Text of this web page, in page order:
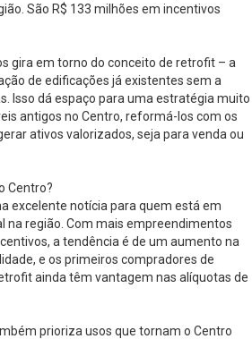
São R$ 133 milhões em incentivos
gira em torno do conceito de retrofit – a
de edificações já existentes sem a
Isso dá espaço para uma estratégia muito
antigos no Centro, reformá-los com os
ativos valorizados, seja para venda ou
Centro?
excelente notícia para quem está em
na região. Com mais empreendimentos
a tendência é de um aumento na
e os primeiros compradores de
ainda têm vantagem nas alíquotas de
prioriza usos que tornam o Centro